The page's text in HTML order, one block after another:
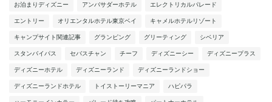
お泊まりディズニー アンバサダーホテル エレクトリカルパレード
エントリー オリエンタルホテル東京ベイ キャメルホテルリゾート
キャンプサイト関連記事 グランピング グリーティング シベリア
スタンバイパス セバスチャン チーフ ディズニーシー ディズニープラス
ディズニーホテル ディズニーランド ディズニーランドショー
ディズニーランドホテル トイストーリーマニア ハピパラ